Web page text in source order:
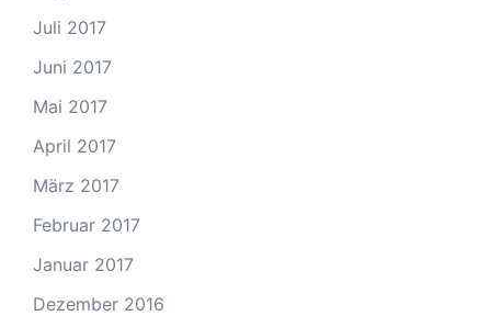
Juli 2017
Juni 2017
Mai 2017
April 2017
März 2017
Februar 2017
Januar 2017
Dezember 2016